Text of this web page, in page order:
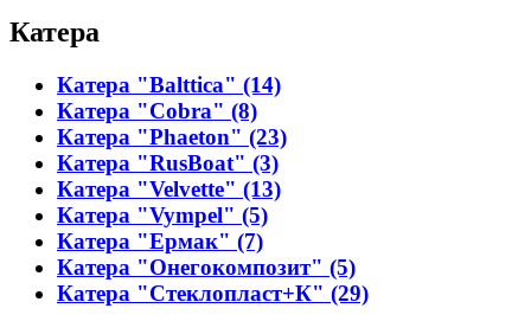
Катера
Катера "Balttica" (14)
Катера "Cobra" (8)
Катера "Phaeton" (23)
Катера "RusBoat" (3)
Катера "Velvette" (13)
Катера "Vympel" (5)
Катера "Ермак" (7)
Катера "Онегокомпозит" (5)
Катера "Стеклопласт+К" (29)